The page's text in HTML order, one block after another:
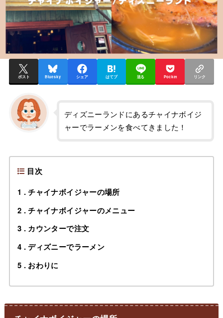
ポスト Bluesky シェア はてブ 送る Pocket リンク
ディズニーランドにあるチャイナボイジ
ャーでラーメンを食べてきました！
目次
1
チャイナボイジャーの場所
2
チャイナボイジャーのメニュー
3
カウンターで注文
4
ディズニーでラーメン
5
おわりに